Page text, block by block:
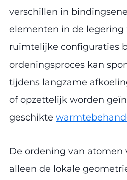
verschillen in
elementen in de legering
ruimtelijke configuraties
ordeningsproces kan
tijdens langzame
of opzettelijk worden
geschikte
De ordening van atomen
alleen de lokale